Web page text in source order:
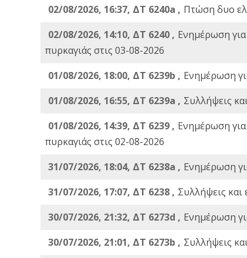
02/08/2026, 16:37, ΔΤ 6240a , Πτώση δυο
02/08/2026, 14:10, ΔΤ 6240 , Ενημέρωση
πυρκαγιάς στις 03-08-2026
01/08/2026, 18:00, ΔΤ 6239b , Ενημέρωση
01/08/2026, 16:55, ΔΤ 6239a , Συλλήψεις
01/08/2026, 14:39, ΔΤ 6239 , Ενημέρωση
πυρκαγιάς στις 02-08-2026
31/07/2026, 18:04, ΔΤ 6238a , Ενημέρωση
31/07/2026, 17:07, ΔΤ 6238 , Συλλήψεις
30/07/2026, 21:32, ΔΤ 6273d , Ενημέρωση
30/07/2026, 21:01, ΔΤ 6273b , Συλλήψεις